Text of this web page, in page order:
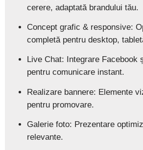
cerere, adaptată brandului tău.
Concept grafic & responsive:
completă pentru desktop,
Live Chat: Integrare Facebook
pentru comunicare instant.
Realizare bannere: Elemente
pentru promovare.
Galerie foto: Prezentare
relevante.